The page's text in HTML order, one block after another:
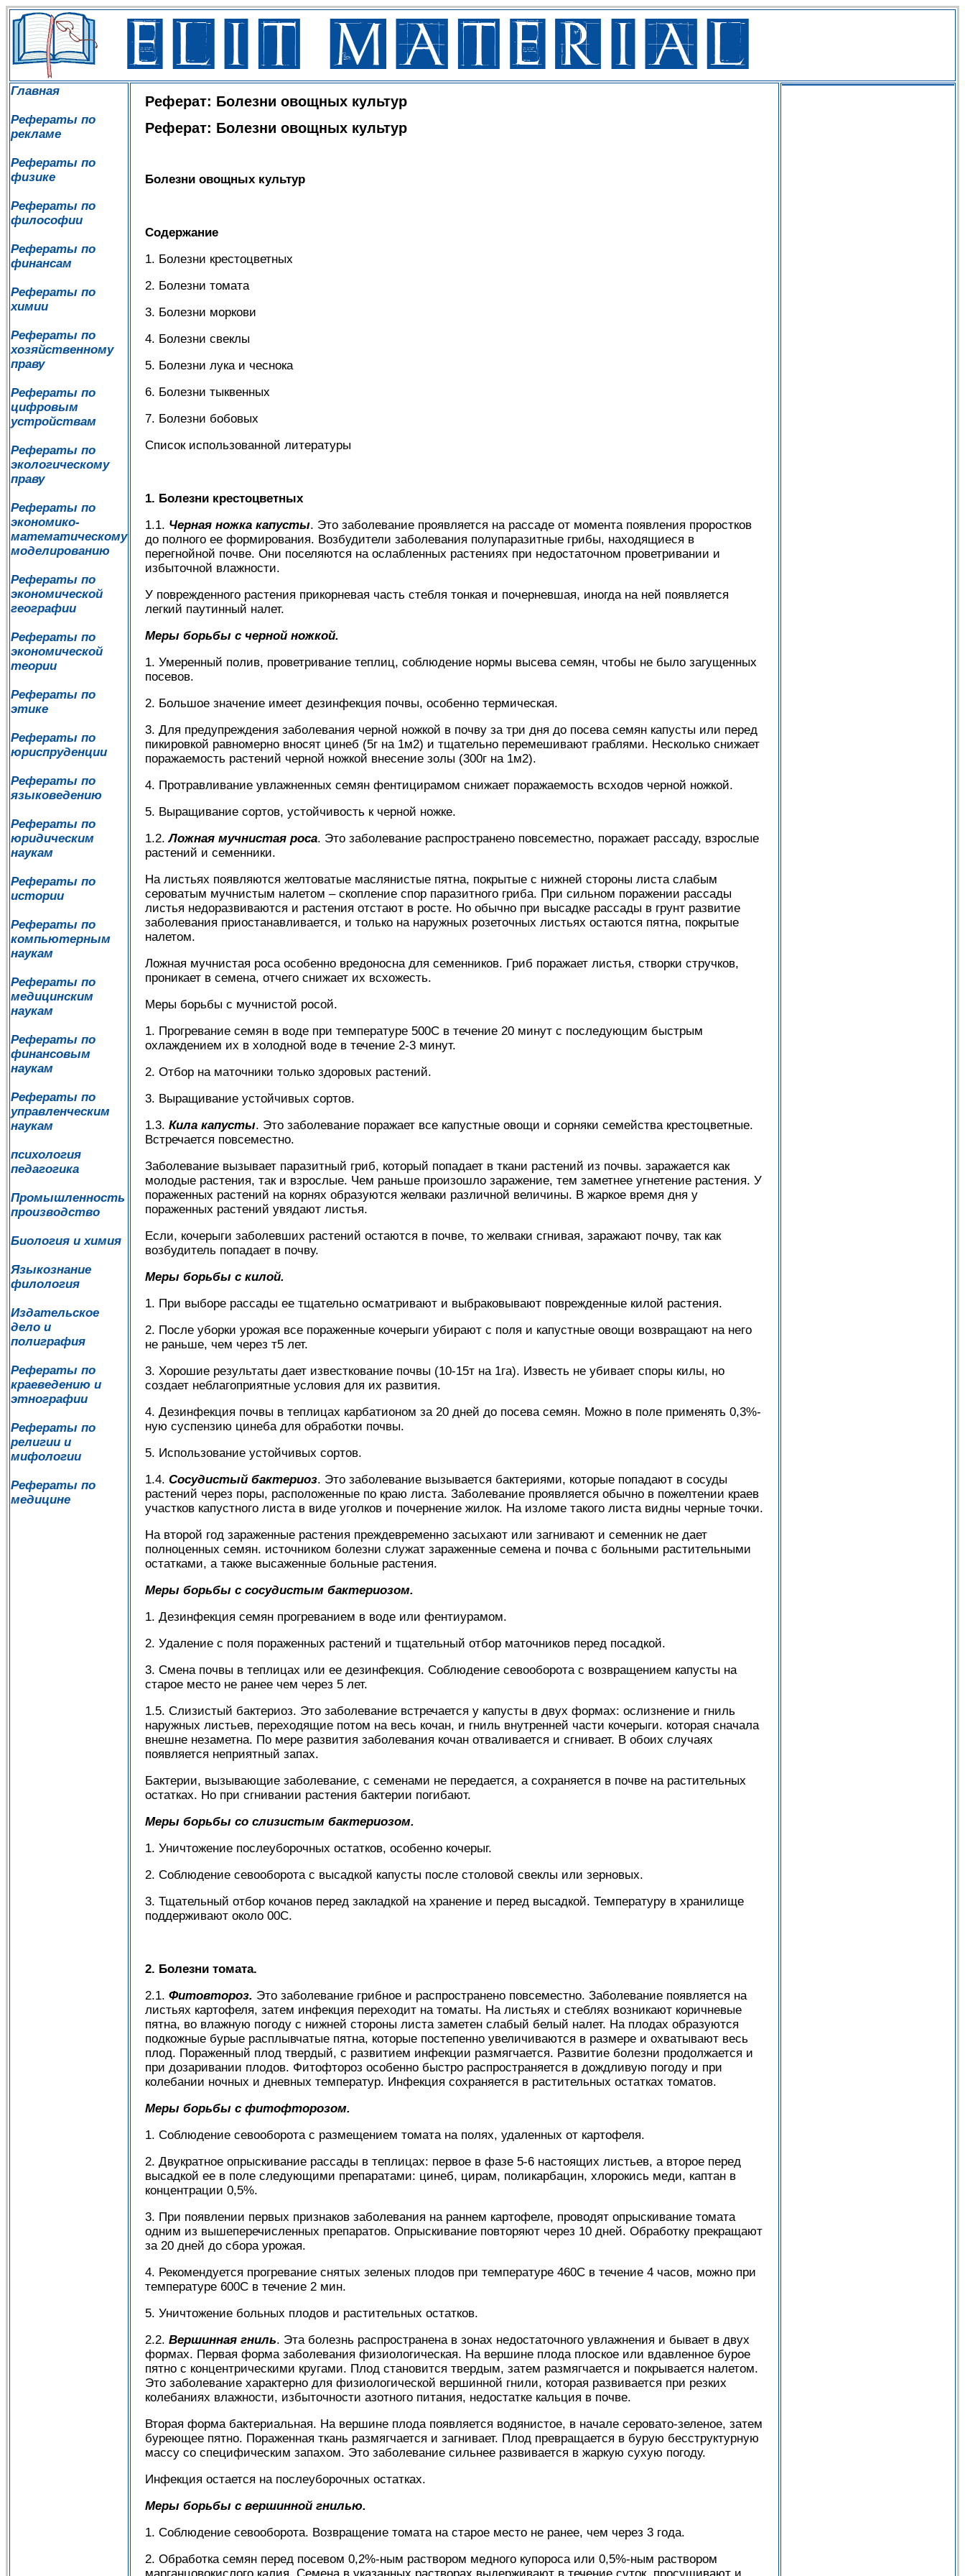
Главная
Рефераты по
рекламе
Рефераты по
физике
Рефераты по
философии
Рефераты по
финансам
Рефераты по
химии
Рефераты по
хозяйственному
праву
Рефераты по
цифровым
устройствам
Рефераты по
экологическому
праву
Рефераты по
экономико-
математическому
моделированию
Рефераты по
экономической
географии
Рефераты по
экономической
теории
Рефераты по
этике
Рефераты по
юриспруденции
Рефераты по
языковедению
Рефераты по
юридическим
наукам
Рефераты по
истории
Рефераты по
компьютерным
наукам
Рефераты по
медицинским
наукам
Рефераты по
финансовым
наукам
Рефераты по
управленческим
наукам
психология
педагогика
Промышленность
производство
Биология и химия
Языкознание
филология
Издательское
дело и
полиграфия
Рефераты по
краеведению и
этнографии
Рефераты по
религии и
мифологии
Рефераты по
медицине
Реферат: Болезни овощных культур
Реферат: Болезни овощных культур
Болезни овощных культур
Содержание
1. Болезни крестоцветных
2. Болезни томата
3. Болезни моркови
4. Болезни свеклы
5. Болезни лука и чеснока
6. Болезни тыквенных
7. Болезни бобовых
Список использованной литературы
1. Болезни крестоцветных
1.1. Черная ножка капусты. Это заболевание проявляется на рассаде от момента появления проростков
до полного ее формирования. Возбудители заболевания полупаразитные грибы, находящиеся в
перегнойной почве. Они поселяются на ослабленных растениях при недостаточном проветривании и
избыточной влажности.
У поврежденного растения прикорневая часть стебля тонкая и почерневшая, иногда на ней появляется
легкий паутинный налет.
Меры борьбы с черной ножкой.
1. Умеренный полив, проветривание теплиц, соблюдение нормы высева семян, чтобы не было загущенных
посевов.
2. Большое значение имеет дезинфекция почвы, особенно термическая.
3. Для предупреждения заболевания черной ножкой в почву за три дня до посева семян капусты или перед
пикировкой равномерно вносят цинеб (5г на 1м2) и тщательно перемешивают граблями. Несколько снижает
поражаемость растений черной ножкой внесение золы (300г на 1м2).
4. Протравливание увлажненных семян фентицирамом снижает поражаемость всходов черной ножкой.
5. Выращивание сортов, устойчивость к черной ножке.
1.2.Ложная мучнистая роса. Это заболевание распространено повсеместно, поражает рассаду, взрослые
растений и семенники.
На листьях появляются желтоватые маслянистые пятна, покрытые с нижней стороны листа слабым
сероватым мучнистым налетом – скопление спор паразитного гриба. При сильном поражении рассады
листья недоразвиваются и растения отстают в росте. Но обычно при высадке рассады в грунт развитие
заболевания приостанавливается, и только на наружных розеточных листьях остаются пятна, покрытые
налетом.
Ложная мучнистая роса особенно вредоносна для семенников. Гриб поражает листья, створки стручков,
проникает в семена, отчего снижает их всхожесть.
Меры борьбы с мучнистой росой.
1. Прогревание семян в воде при температуре 500С в течение 20 минут с последующим быстрым
охлаждением их в холодной воде в течение 2-3 минут.
2. Отбор на маточники только здоровых растений.
3. Выращивание устойчивых сортов.
1.3. Кила капусты. Это заболевание поражает все капустные овощи и сорняки семейства крестоцветные.
Встречается повсеместно.
Заболевание вызывает паразитный гриб, который попадает в ткани растений из почвы. заражается как
молодые растения, так и взрослые. Чем раньше произошло заражение, тем заметнее угнетение растения. У
пораженных растений на корнях образуются желваки различной величины. В жаркое время дня у
пораженных растений увядают листья.
Если, кочерыги заболевших растений остаются в почве, то желваки сгнивая, заражают почву, так как
возбудитель попадает в почву.
Меры борьбы с килой.
1. При выборе рассады ее тщательно осматривают и выбраковывают поврежденные килой растения.
2. После уборки урожая все пораженные кочерыги убирают с поля и капустные овощи возвращают на него
не раньше, чем через т5 лет.
3. Хорошие результаты дает известкование почвы (10-15т на 1га). Известь не убивает споры килы, но
создает неблагоприятные условия для их развития.
4. Дезинфекция почвы в теплицах карбатионом за 20 дней до посева семян. Можно в поле применять 0,3%-
ную суспензию цинеба для обработки почвы.
5. Использование устойчивых сортов.
1.4. Сосудистый бактериоз. Это заболевание вызывается бактериями, которые попадают в сосуды
растений через поры, расположенные по краю листа. Заболевание проявляется обычно в пожелтении краев
участков капустного листа в виде уголков и почернение жилок. На изломе такого листа видны черные точки.
На второй год зараженные растения преждевременно засыхают или загнивают и семенник не дает
полноценных семян. источником болезни служат зараженные семена и почва с больными растительными
остатками, а также высаженные больные растения.
Меры борьбы с сосудистым бактериозом.
1. Дезинфекция семян прогреванием в воде или фентиурамом.
2. Удаление с поля пораженных растений и тщательный отбор маточников перед посадкой.
3. Смена почвы в теплицах или ее дезинфекция. Соблюдение севооборота с возвращением капусты на
старое место не ранее чем через 5 лет.
1.5. Слизистый бактериоз. Это заболевание встречается у капусты в двух формах: ослизнение и гниль
наружных листьев, переходящие потом на весь кочан, и гниль внутренней части кочерыги. которая сначала
внешне незаметна. По мере развития заболевания кочан отваливается и сгнивает. В обоих случаях
появляется неприятный запах.
Бактерии, вызывающие заболевание, с семенами не передается, а сохраняется в почве на растительных
остатках. Но при сгнивании растения бактерии погибают.
Меры борьбы со слизистым бактериозом.
1. Уничтожение послеуборочных остатков, особенно кочерыг.
2. Соблюдение севооборота с высадкой капусты после столовой свеклы или зерновых.
3. Тщательный отбор кочанов перед закладкой на хранение и перед высадкой. Температуру в хранилище
поддерживают около 00С.
2. Болезни томата.
2.1. Фитовтороз. Это заболевание грибное и распространено повсеместно. Заболевание появляется на
листьях картофеля, затем инфекция переходит на томаты. На листьях и стеблях возникают коричневые
пятна, во влажную погоду с нижней стороны листа заметен слабый белый налет. На плодах образуются
подкожные бурые расплывчатые пятна, которые постепенно увеличиваются в размере и охватывают весь
плод. Пораженный плод твердый, с развитием инфекции размягчается. Развитие болезни продолжается и
при дозаривании плодов. Фитофтороз особенно быстро распространяется в дождливую погоду и при
колебании ночных и дневных температур. Инфекция сохраняется в растительных остатках томатов.
Меры борьбы с фитофторозом.
1. Соблюдение севооборота с размещением томата на полях, удаленных от картофеля.
2. Двукратное опрыскивание рассады в теплицах: первое в фазе 5-6 настоящих листьев, а второе перед
высадкой ее в поле следующими препаратами: цинеб, цирам, поликарбацин, хлорокись меди, каптан в
концентрации 0,5%.
3. При появлении первых признаков заболевания на раннем картофеле, проводят опрыскивание томата
одним из вышеперечисленных препаратов. Опрыскивание повторяют через 10 дней. Обработку прекращают
за 20 дней до сбора урожая.
4. Рекомендуется прогревание снятых зеленых плодов при температуре 460С в течение 4 часов, можно при
температуре 600С в течение 2 мин.
5. Уничтожение больных плодов и растительных остатков.
2.2. Вершинная гниль. Эта болезнь распространена в зонах недостаточного увлажнения и бывает в двух
формах. Первая форма заболевания физиологическая. На вершине плода плоское или вдавленное бурое
пятно с концентрическими кругами. Плод становится твердым, затем размягчается и покрывается налетом.
Это заболевание характерно для физиологической вершинной гнили, которая развивается при резких
колебаниях влажности, избыточности азотного питания, недостатке кальция в почве.
Вторая форма бактериальная. На вершине плода появляется водянистое, в начале серовато-зеленое, затем
буреющее пятно. Пораженная ткань размягчается и загнивает. Плод превращается в бурую бесструктурную
массу со специфическим запахом. Это заболевание сильнее развивается в жаркую сухую погоду.
Инфекция остается на послеуборочных остатках.
Меры борьбы с вершинной гнилью.
1. Соблюдение севооборота. Возвращение томата на старое место не ранее, чем через 3 года.
2. Обработка семян перед посевом 0,2%-ным раствором медного купороса или 0,5%-ным раствором